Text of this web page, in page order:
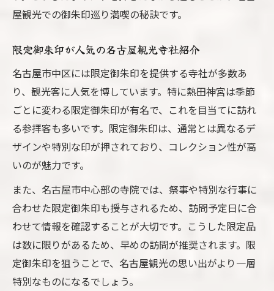
屋観光での御朱印巡り満喫の秘訣です。
限定御朱印が人気の名古屋観光寺社紹介
名古屋市中区には限定御朱印を提供する寺社が多数あ
り、観光客に人気を博しています。特に熱田神宮は季節
ごとに変わる限定御朱印が有名で、これを目当てに訪れ
る参拝客も多いです。限定御朱印は、通常とは異なるデ
ザインや特別な印が押されており、コレクション性が高
いのが魅力です。
また、名古屋市中心部の寺院では、祭事や特別な行事に
合わせた限定御朱印も授与されるため、訪問予定日に合
わせて情報を確認することが大切です。こうした限定品
は数に限りがあるため、早めの訪問が推奨されます。限
定御朱印を狙うことで、名古屋観光の思い出がより一層
特別なものになるでしょう。